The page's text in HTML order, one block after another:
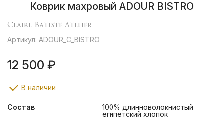
Коврик махровый ADOUR BISTRO
Claire Batiste Atelier
Артикул: ADOUR_С_BISTRO
12 500 ₽
В наличии
Состав
100% длинноволокнистый
египетский хлопок